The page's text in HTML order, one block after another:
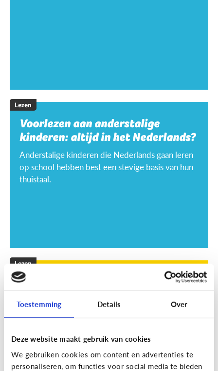
Toestemming Details Over
Deze website maakt gebruik van cookies
We gebruiken cookies om content en advertenties te
personaliseren, om functies voor social media te bieden
Lezen
Voorlezen aan anderstalige
kinderen: altijd in het Nederlands?
Anderstalige kinderen die Nederlands gaan leren
op school hebben best een stevige basis van hun
thuistaal.
Lezen
Mijn kind leest niet graag, wat kan
ik doen?